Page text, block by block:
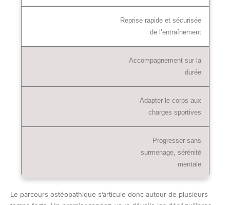
Reprise rapide et sécurisée
de l’entraînement
Accompagnement sur la
durée
Adapter le corps aux
charges sportives
Progresser sans
surmenage, sérénité
mentale
Le parcours ostéopathique s’articule donc autour de plusieurs